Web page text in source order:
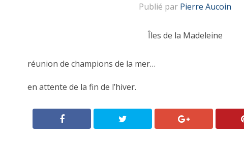
Publié par Pierre Aucoin
Îles de la Madeleine
réunion de champions de la mer…
en attente de la fin de l’hiver.